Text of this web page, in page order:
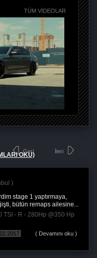
TÜM VIDEOLAR
OKU)
Geri
stage 1 yaptırmaya,
bütün remaps ailesine...
TSI - R - 280Hp @350 Hp
( Devamını oku )
İleri